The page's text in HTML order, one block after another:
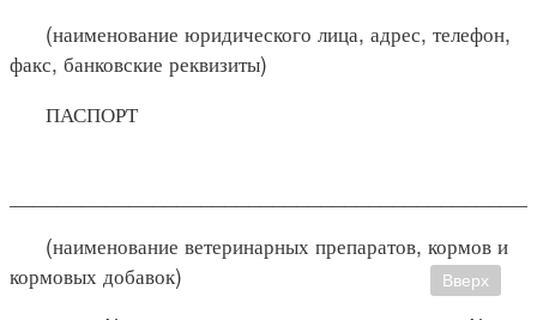
(наименование юридического лица, адрес, телефон,
факс, банковские реквизиты)
ПАСПОРТ
(наименование ветеринарных препаратов, кормов и
кормовых добавок)
Вверх